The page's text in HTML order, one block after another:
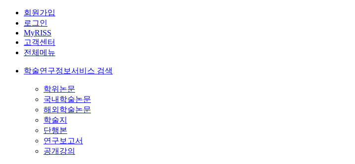
회원가입
로그인
MyRISS
고객센터
전체메뉴
학술연구정보서비스 검색
학위논문
국내학술논문
해외학술논문
학술지
단행본
연구보고서
공개강의